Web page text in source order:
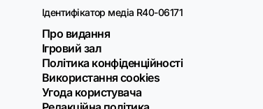
Ідентифікатор медіа R40-06171
Про видання
Ігровий зал
Політика конфіденційності
Використання cookies
Угода користувача